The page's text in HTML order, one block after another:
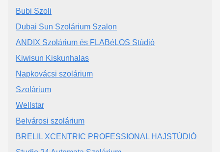
Bubi Szoli
Dubai Sun Szolárium Szalon
ANDIX Szolárium és FLABéLOS Stúdió
Kiwisun Kiskunhalas
Napkovácsi szolárium
Szolárium
Wellstar
Belvárosi szolárium
BRELIL XCENTRIC PROFESSIONAL HAJSTÚDIÓ